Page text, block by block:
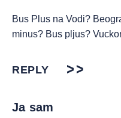
Bus Plus na Vodi?
minus? Bus pljus?
REPLY
Ja sam